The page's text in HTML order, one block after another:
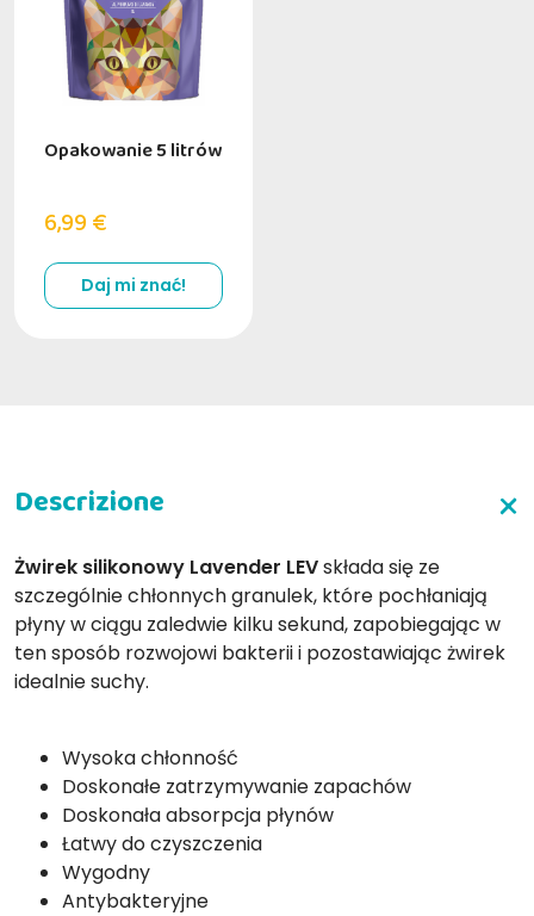
Opakowanie 5 litrów
6,99 €
Daj mi znać!
Żwirek silikonowy Lavender LEVskłada się ze
szczególnie chłonnych granulek, które pochłaniają
płyny w ciągu zaledwie kilku sekund, zapobiegając w
ten sposób rozwojowi bakterii i pozostawiając żwirek
idealnie suchy.
Wysoka chłonność
Doskonałe zatrzymywanie zapachów
Doskonała absorpcja płynów
Łatwy do czyszczenia
Wygodny
Antybakteryjne